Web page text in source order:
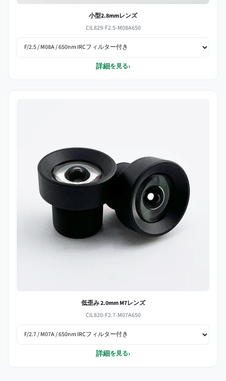
小型2.8mmレンズ
CIL829-F2.5-M08A650
詳細を見る›
低歪み 2.0mm M7レンズ
CIL820-F2.7-M07A650
詳細を見る›